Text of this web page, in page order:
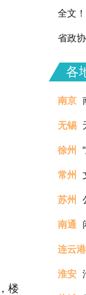
楼
全文
省政
各
南京
无锡
治理
徐州
常州
苏州
南通
连云港
淮安